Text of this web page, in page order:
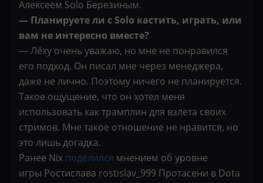
Алексеем Solo Березиным.
— Планируете ли с Solo кастить, играть, или
вам не интересно вместе?
— Лёху очень уважаю, но мне не понравился
его подход. Он писал мне через менеджера,
даже не лично. Поэтому ничего не планируется.
Такое ощущение, что он хотел меня
использовать как трамплин для взлета своих
стримов. Мне такое отношение не нравится, но
это лишь догадка.
Ранее Nix поделился мнением об уровне
игры Ростислава rostislav_999 Протасени в Dota